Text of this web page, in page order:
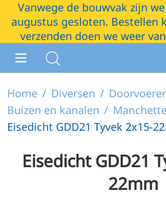
Vanwege de bouwvak zijn
augustus gesloten. Bestellen
verzenden doen we weer
Home / Diversen /
Buizen en kanalen /
Eisedicht GDD21 Tyvek 2x15-
Eisedicht GDD21
22mm